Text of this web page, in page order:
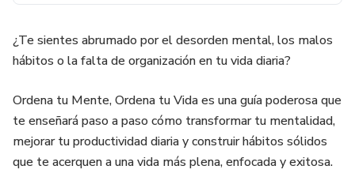
¿Te sientes abrumado por el desorden mental, los malos
hábitos o la falta de organización en tu vida diaria?
Ordena tu Mente, Ordena tu Vida es una guía poderosa que
te enseñará paso a paso cómo transformar tu mentalidad,
mejorar tu productividad diaria y construir hábitos sólidos
que te acerquen a una vida más plena, enfocada y exitosa.